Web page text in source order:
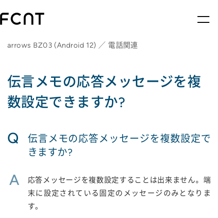
arrows BZ03 (Android 12) ／ 電話関連
伝言メモの応答メッセージを複
数設定できますか?
Q
伝言メモの応答メッセージを複数設定で
きますか?
A
応答メッセージを複数設定することは出来ません。端
末に設定されている固定のメッセージのみとなりま
す。